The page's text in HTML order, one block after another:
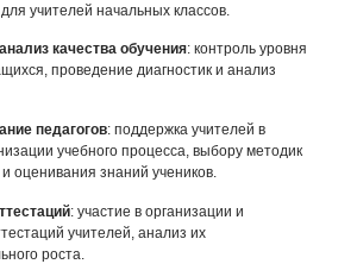
учителей начальных классов.
качества обучения: контроль уровня
проведение диагностик и анализ
педагогов: поддержка учителей в
учебного процесса, выбору методик
оценивания знаний учеников.
: участие в организации и
учителей, анализ их
роста.